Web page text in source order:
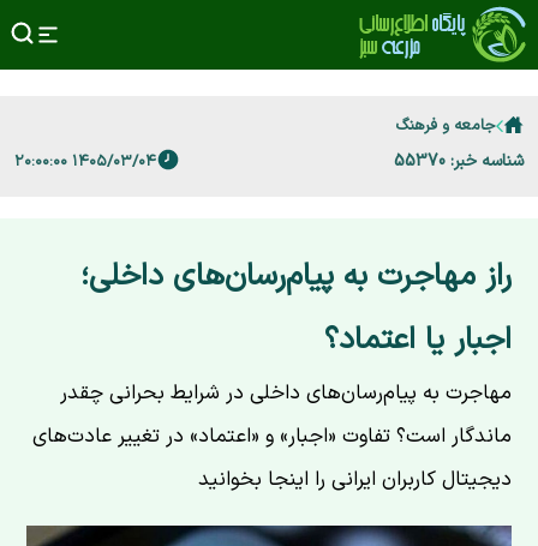
جامعه و فرهنگ
شناسه خبر: 55370 ۱۴۰۵/۰۳/۰۴ ۲۰:۰۰:۰۰
راز مهاجرت به پیام‌رسان‌های داخلی؛
اجبار یا اعتماد؟
مهاجرت به پیام‌رسان‌های داخلی در شرایط بحرانی چقدر
ماندگار است؟ تفاوت «اجبار» و «اعتماد» در تغییر عادت‌های
دیجیتال کاربران ایرانی را اینجا بخوانید